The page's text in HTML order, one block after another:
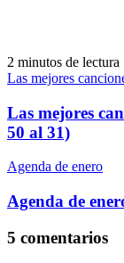
2 minutos de lectura
Las mejores
Las mejores
50 al 31)
Agenda de enero
Agenda de
5 comentarios